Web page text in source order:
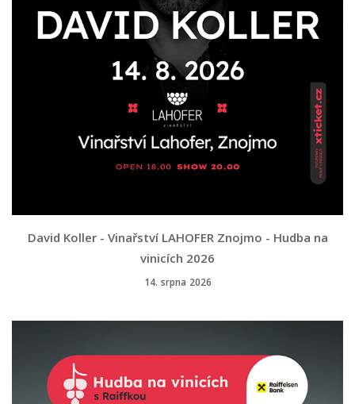
David Koller - Vinařství LAHOFER Znojmo - Hudba na
vinicích 2026
14. srpna 2026